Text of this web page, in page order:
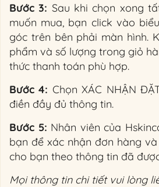
Bước 3: Sau khi chọn xong
muốn mua, bạn click vào
góc trên bên phải màn hình.
phẩm và số lượng trong giỏ
thức thanh toán phù hợp.
Bước 4: Chọn XÁC NHẬN
điền đầy đủ thông tin.
Bước 5: Nhân viên của
bạn để xác nhận đơn hàng
cho bạn theo thông tin đã
Mọi thông tin chi tiết vui lòng